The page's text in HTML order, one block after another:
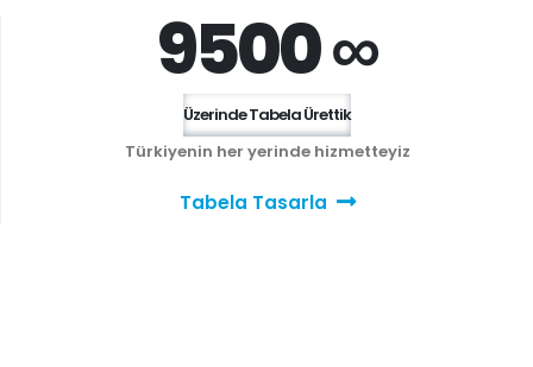
9500 ∞
Üzerinde Tabela Ürettik
Türkiyenin her yerinde hizmetteyiz
Tabela Tasarla